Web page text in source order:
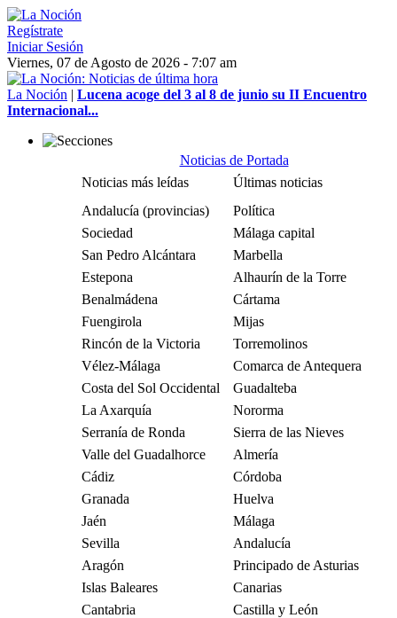
Regístrate
Iniciar Sesión
Viernes, 07 de Agosto de 2026 - 7:07 am
La Noción | Lucena acoge del 3 al 8 de junio su II Encuentro
Internacional...
Noticias de Portada
Noticias más leídas
Últimas noticias
Andalucía (provincias)
Política
Sociedad
Málaga capital
San Pedro Alcántara
Marbella
Estepona
Alhaurín de la Torre
Benalmádena
Cártama
Fuengirola
Mijas
Rincón de la Victoria
Torremolinos
Vélez-Málaga
Comarca de Antequera
Costa del Sol Occidental
Guadalteba
La Axarquía
Nororma
Serranía de Ronda
Sierra de las Nieves
Valle del Guadalhorce
Almería
Cádiz
Córdoba
Granada
Huelva
Jaén
Málaga
Sevilla
Andalucía
Aragón
Principado de Asturias
Islas Baleares
Canarias
Cantabria
Castilla y León